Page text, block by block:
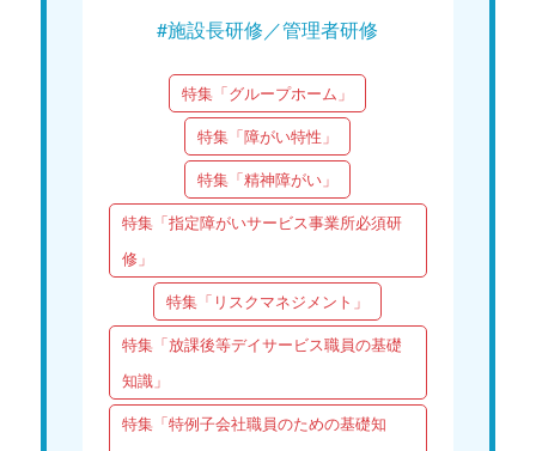
#施設長研修／管理者研修
特集「グループホーム」
特集「障がい特性」
特集「精神障がい」
特集「指定障がいサービス事業所必須研
修」
特集「リスクマネジメント」
特集「放課後等デイサービス職員の基礎
知識」
特集「特例子会社職員のための基礎知